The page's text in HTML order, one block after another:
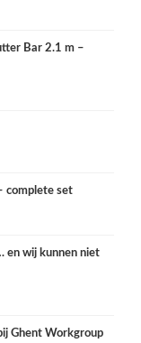
Bar 2.1 m –
complete set
en wij kunnen niet
Ghent Workgroup